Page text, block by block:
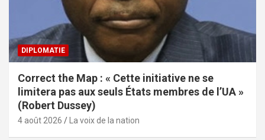
DIPLOMATIE
Correct the Map : « Cette initiative ne se
limitera pas aux seuls États membres de l’UA »
(Robert Dussey)
4 août 2026 La voix de la nation